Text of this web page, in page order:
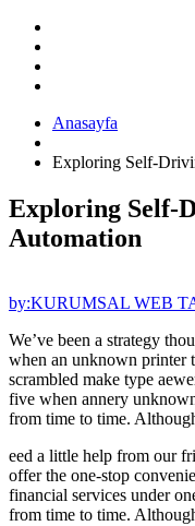
Anasayfa
Exploring Self-
Exploring Self-
Automation
by:KURUMSAL WEB
We’ve been a strategy
when an unknown printer
scrambled make type
five when annery
from time to time.
eed a little help from our
offer the one-stop
financial services under
from time to time.